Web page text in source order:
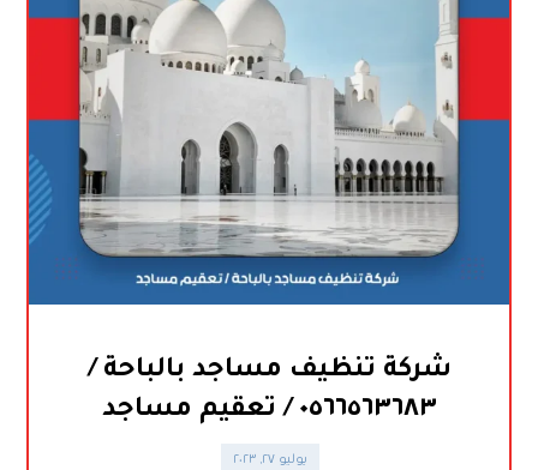
شركة تنظيف مساجد بالباحة /
٠٥٦٦٥٦٣٦٨٣ / تعقيم مساجد
يوليو ٢٧, ٢٠٢٣